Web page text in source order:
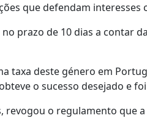
que defendam interesses
prazo de 10 dias a contar
taxa deste género em
o sucesso desejado e
revogou o regulamento que